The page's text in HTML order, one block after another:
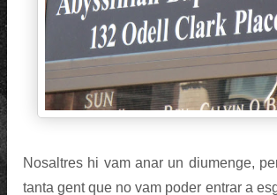
Nosaltres hi vam anar un diumenge,
tanta gent que no vam poder entrar a